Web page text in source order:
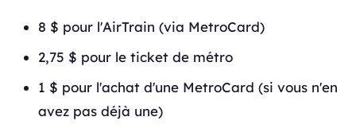
8 $ pour l'AirTrain (via MetroCard)
2,75 $ pour le ticket de métro
1 $ pour l'achat d'une MetroCard (si vous n'en
avez pas déjà une)